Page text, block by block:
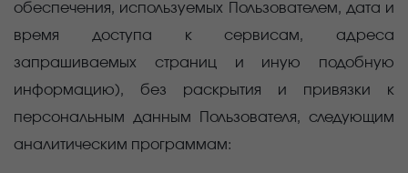
обеспечения, используемых Пользователем, дата и
время доступа к сервисам, адреса
запрашиваемых страниц и иную подобную
информацию), без раскрытия и привязки к
персональным данным Пользователя, следующим
аналитическим программам: